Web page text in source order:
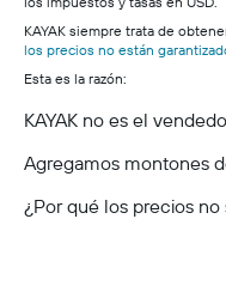
KAYAK siempre trata de
los precios no están
Esta es la razón:
KAYAK no es el
Agregamos montones
¿Por qué los precios no